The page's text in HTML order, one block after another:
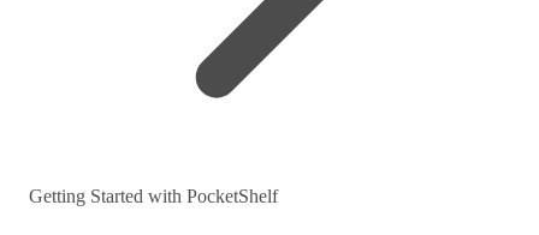
Getting Started with PocketShelf